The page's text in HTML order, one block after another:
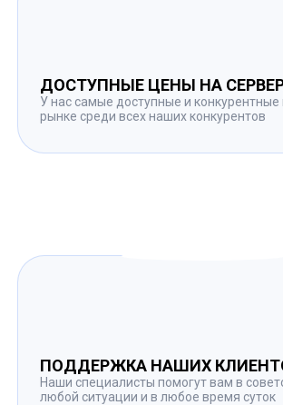
ДОСТУПНЫЕ ЦЕНЫ НА
У нас самые доступные и
рынке среди всех наших конкурентов
ПОДДЕРЖКА НАШИХ
Наши специалисты помогут вам в
любой ситуации и в любое время суток